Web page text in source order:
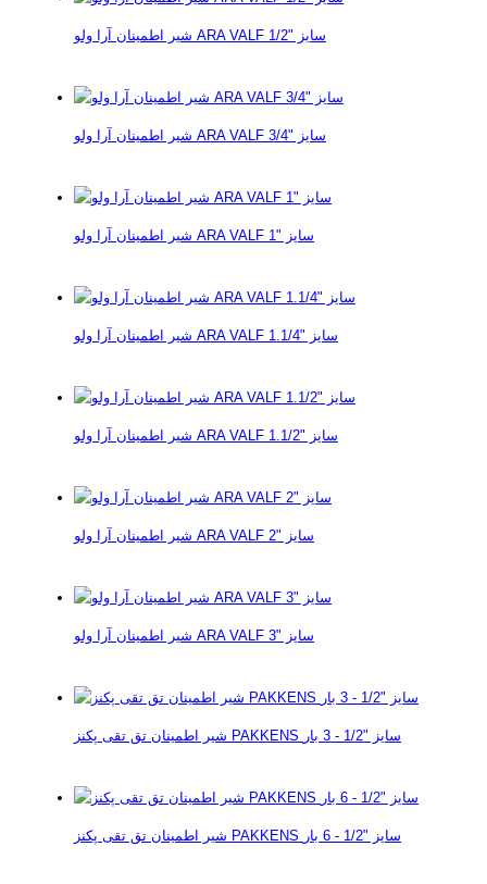
شیر اطمینان آرا ولو ARA VALF سایز "1/2
شیر اطمینان آرا ولو ARA VALF سایز "3/4
شیر اطمینان آرا ولو ARA VALF سایز "1
شیر اطمینان آرا ولو ARA VALF سایز "1.1/4
شیر اطمینان آرا ولو ARA VALF سایز "1.1/2
شیر اطمینان آرا ولو ARA VALF سایز "2
شیر اطمینان آرا ولو ARA VALF سایز "3
شیر اطمینان تق تقی پکنز PAKKENS سایز "1/2 - 3 بار
شیر اطمینان تق تقی پکنز PAKKENS سایز "1/2 - 6 بار